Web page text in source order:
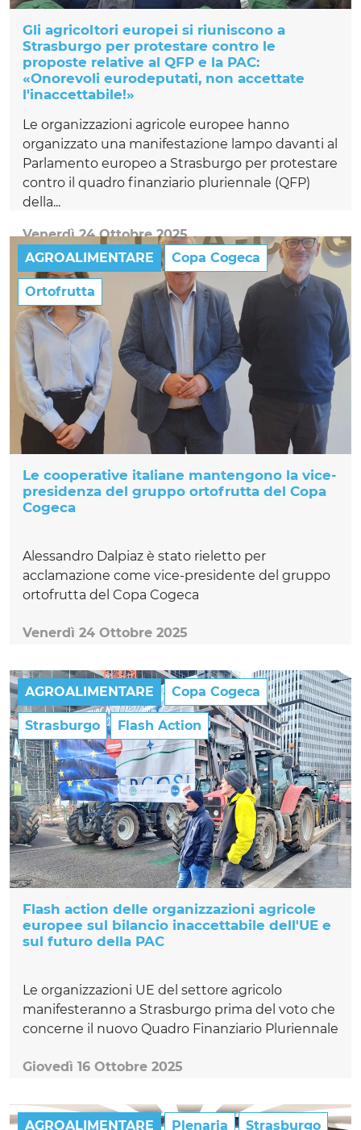
Gli agricoltori europei si riuniscono a
Strasburgo per protestare contro le
proposte relative al QFP e la PAC:
«Onorevoli eurodeputati, non accettate
l'inaccettabile!»
Le organizzazioni agricole europee hanno
organizzato una manifestazione lampo davanti al
Parlamento europeo a Strasburgo per protestare
contro il quadro finanziario pluriennale (QFP)
della...
Venerdì 24 Ottobre 2025
AGROALIMENTARE
Copa Cogeca
Ortofrutta
Le cooperative italiane mantengono la vice-
presidenza del gruppo ortofrutta del Copa
Cogeca
Alessandro Dalpiaz è stato rieletto per
acclamazione come vice-presidente del gruppo
ortofrutta del Copa Cogeca
Venerdì 24 Ottobre 2025
AGROALIMENTARE Copa Cogeca
Strasburgo Flash Action
Flash action delle organizzazioni agricole
europee sul bilancio inaccettabile dell'UE e
sul futuro della PAC
Le organizzazioni UE del settore agricolo
manifesteranno a Strasburgo prima del voto che
concerne il nuovo Quadro Finanziario Pluriennale
Giovedì 16 Ottobre 2025
AGROALIMENTARE Plenaria Strasburgo